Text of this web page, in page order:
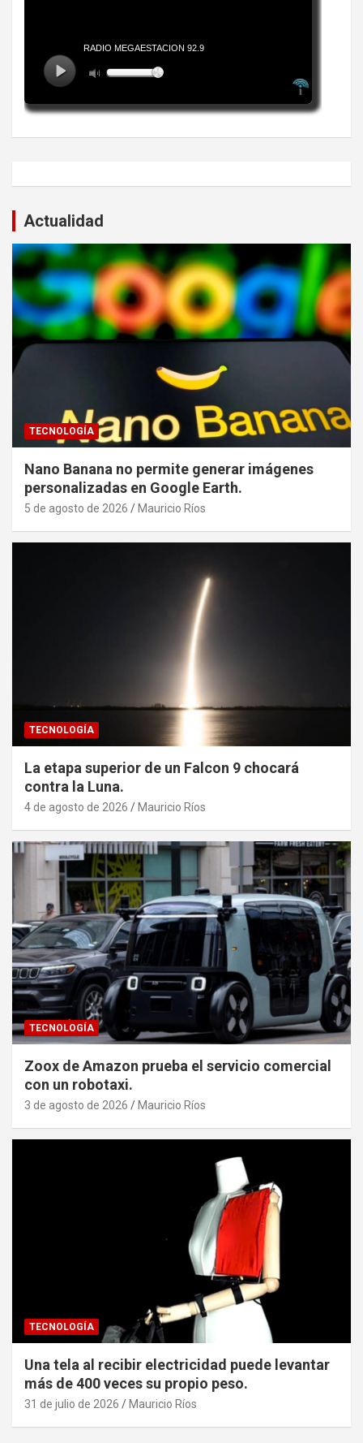
Actualidad
TECNOLOGÍA
Nano Banana no permite generar imágenes
personalizadas en Google Earth.
5 de agosto de 2026 Mauricio Ríos
TECNOLOGÍA
La etapa superior de un Falcon 9 chocará
contra la Luna.
4 de agosto de 2026 Mauricio Ríos
TECNOLOGÍA
Zoox de Amazon prueba el servicio comercial
con un robotaxi.
3 de agosto de 2026 Mauricio Ríos
TECNOLOGÍA
Una tela al recibir electricidad puede levantar
más de 400 veces su propio peso.
31 de julio de 2026 Mauricio Ríos